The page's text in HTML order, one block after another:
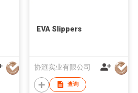
EVA Slippers
协滙实业有限公司
查询